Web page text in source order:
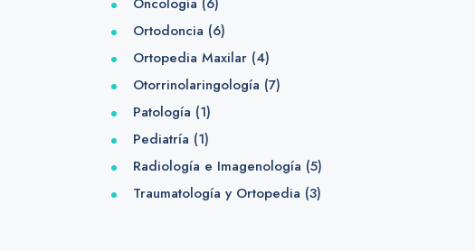
Oncología (6)
Ortodoncia (6)
Ortopedia Maxilar(4)
Otorrinolaringología (7)
Patología (1)
Pediatría (1)
Radiología e Imagenología (5)
Traumatología y Ortopedia (3)